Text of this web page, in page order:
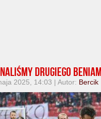
drugiego
2025, 14:03 | Autor: Bercik